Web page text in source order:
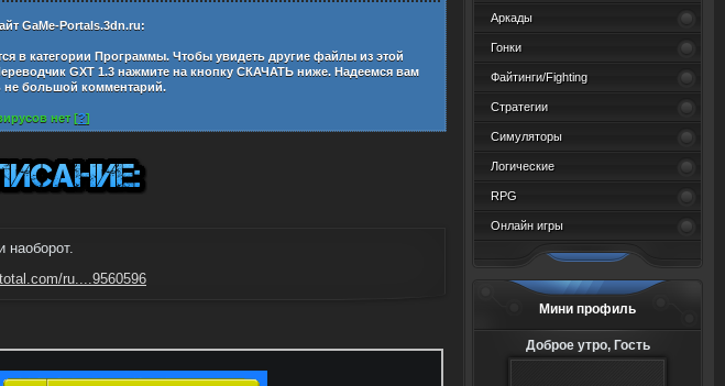
Аркады
Гонки
Файтинги/Fighting
Стратегии
Симуляторы
Логические
RPG
Онлайн игры
Мини профиль
Доброе утро, Гость
GaMe-Portals.3dn.ru:
в категории Программы. Чтобы увидеть другие файлы из этой
GXT 1.3 нажмите на кнопку СКАЧАТЬ ниже. Надеемся вам
не большой комментарий.
нет [?]
наоборот.
ru....9560596